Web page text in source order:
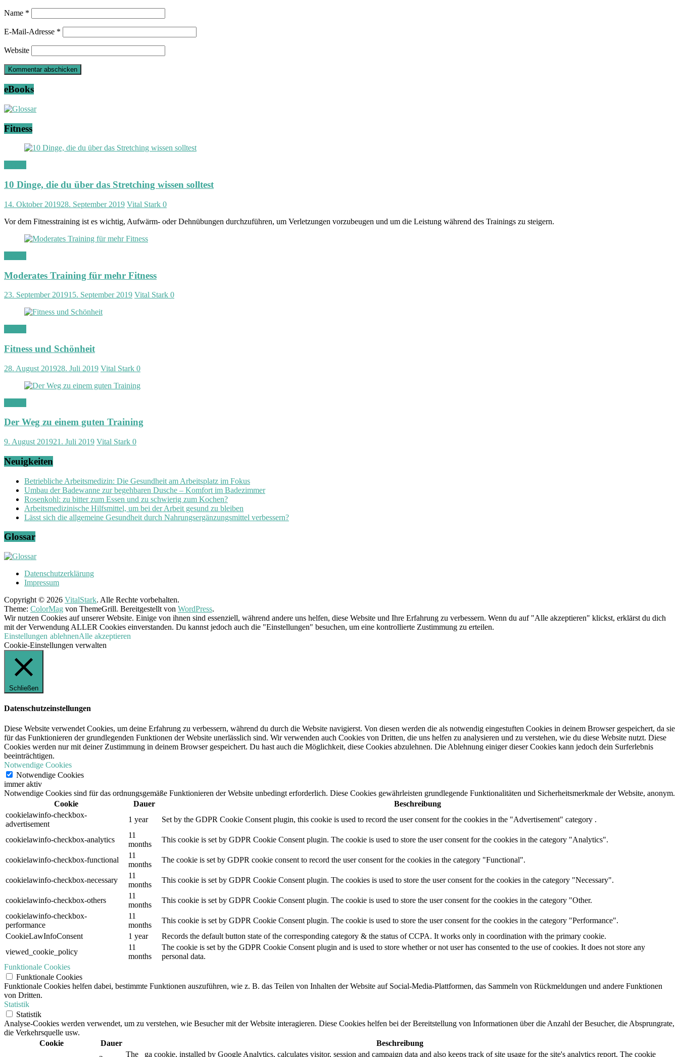
Name *
E-Mail-Adresse *
Website
eBooks
Fitness
10 Dinge, die du über das Stretching wissen solltest
14. Oktober 201928. September 2019 Vital Stark 0
Vor dem Fitnesstraining ist es wichtig, Aufwärm- oder Dehnübungen durchzuführen, um Verletzungen vorzubeugen und um die Leistung während des Trainings zu steigern.
Moderates Training für mehr Fitness
23. September 201915. September 2019 Vital Stark 0
Fitness und Schönheit
28. August 201928. Juli 2019 Vital Stark 0
Der Weg zu einem guten Training
9. August 201921. Juli 2019 Vital Stark 0
Neuigkeiten
Betriebliche Arbeitsmedizin: Die Gesundheit am Arbeitsplatz im Fokus
Umbau der Badewanne zur begehbaren Dusche – Komfort im Badezimmer
Rosenkohl: zu bitter zum Essen und zu schwierig zum Kochen?
Arbeitsmedizinische Hilfsmittel, um bei der Arbeit gesund zu bleiben
Lässt sich die allgemeine Gesundheit durch Nahrungsergänzungsmittel verbessern?
Glossar
Datenschutzerklärung
Impressum
Copyright © 2026 VitalStark. Alle Rechte vorbehalten.
Theme: ColorMag von ThemeGrill. Bereitgestellt von WordPress.
Wir nutzen Cookies auf unserer Website. Einige von ihnen sind essenziell, während andere uns helfen, diese Website und Ihre Erfahrung zu verbessern. Wenn du auf "Alle akzeptieren" klickst, erklärst du dich
mit der Verwendung ALLER Cookies einverstanden. Du kannst jedoch auch die "Einstellungen" besuchen, um eine kontrollierte Zustimmung zu erteilen.
Einstellungen ablehnenAlle akzeptieren
Cookie-Einstellungen verwalten
Schließen
Datenschutzeinstellungen
Diese Website verwendet Cookies, um deine Erfahrung zu verbessern, während du durch die Website navigierst. Von diesen werden die als notwendig eingestuften Cookies in deinem Browser gespeichert, da sie
für das Funktionieren der grundlegenden Funktionen der Website unerlässlich sind. Wir verwenden auch Cookies von Dritten, die uns helfen zu analysieren und zu verstehen, wie du diese Website nutzt. Diese
Cookies werden nur mit deiner Zustimmung in deinem Browser gespeichert. Du hast auch die Möglichkeit, diese Cookies abzulehnen. Die Ablehnung einiger dieser Cookies kann jedoch dein Surferlebnis
beeinträchtigen.
Notwendige Cookies
Notwendige Cookies
immer aktiv
Notwendige Cookies sind für das ordnungsgemäße Funktionieren der Website unbedingt erforderlich. Diese Cookies gewährleisten grundlegende Funktionalitäten und Sicherheitsmerkmale der Website, anonym.
Cookie
Dauer
Beschreibung
cookielawinfo-checkbox-
advertisement
1 year Set by the GDPR Cookie Consent plugin, this cookie is used to record the user consent for the cookies in the "Advertisement" category .
cookielawinfo-checkbox-analytics
11
months
This cookie is set by GDPR Cookie Consent plugin. The cookie is used to store the user consent for the cookies in the category "Analytics".
cookielawinfo-checkbox-functional
11
months
The cookie is set by GDPR cookie consent to record the user consent for the cookies in the category "Functional".
cookielawinfo-checkbox-necessary
11
months
This cookie is set by GDPR Cookie Consent plugin. The cookies is used to store the user consent for the cookies in the category "Necessary".
cookielawinfo-checkbox-others
11
months
This cookie is set by GDPR Cookie Consent plugin. The cookie is used to store the user consent for the cookies in the category "Other.
cookielawinfo-checkbox-
performance
11
months
This cookie is set by GDPR Cookie Consent plugin. The cookie is used to store the user consent for the cookies in the category "Performance".
CookieLawInfoConsent
1 year
Records the default button state of the corresponding category & the status of CCPA. It works only in coordination with the primary cookie.
viewed_cookie_policy
11
months
The cookie is set by the GDPR Cookie Consent plugin and is used to store whether or not user has consented to the use of cookies. It does not store any
personal data.
Funktionale Cookies
Funktionale Cookies
Funktionale Cookies helfen dabei, bestimmte Funktionen auszuführen, wie z. B. das Teilen von Inhalten der Website auf Social-Media-Plattformen, das Sammeln von Rückmeldungen und andere Funktionen
von Dritten.
Statistik
Statistik
Analyse-Cookies werden verwendet, um zu verstehen, wie Besucher mit der Website interagieren. Diese Cookies helfen bei der Bereitstellung von Informationen über die Anzahl der Besucher, die Absprungrate,
die Verkehrsquelle usw.
Cookie
Dauer
Beschreibung
The _ga cookie, installed by Google Analytics, calculates visitor, session and campaign data and also keeps track of site usage for the site's analytics report. The cookie